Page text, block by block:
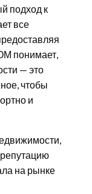
подход к
все
понимает,
— это
чтобы
и
на рынке